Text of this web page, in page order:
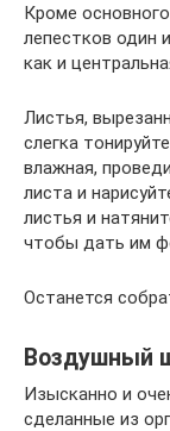
Кроме
лепестков один
как и
Листья,
слегка
влажная,
листа и
листья и
чтобы дать им
Останется
Воздушный
Изысканно и
сделанные из